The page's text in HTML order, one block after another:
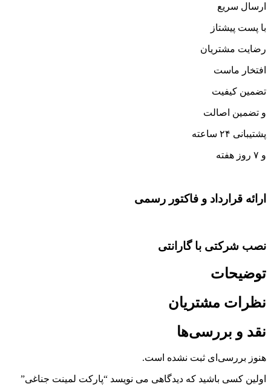
ارسال سریع
با پست پیشتاز
رضایت مشتریان
افتخار ماست
تضمین کیفیت
و تضمین اصالت
پشتیبانی ۲۴ ساعته
و ۷ روز هفته
ارائه قرارداد و فاکتور رسمی
نصب شرکتی با گارانتی
توضیحات
نظرات مشتریان
نقد و بررسی‌ها
هنوز بررسی‌ای ثبت نشده است.
اولین کسی باشید که دیدگاهی می نویسد “پارکت لمینت جناغی”